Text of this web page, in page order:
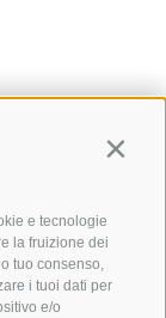
e tecnologie
la fruizione dei
tuo consenso,
i tuoi dati per
e/o